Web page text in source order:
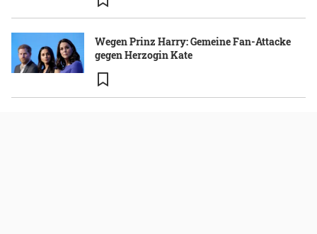
Wegen Prinz Harry: Gemeine Fan-Attacke
gegen Herzogin Kate